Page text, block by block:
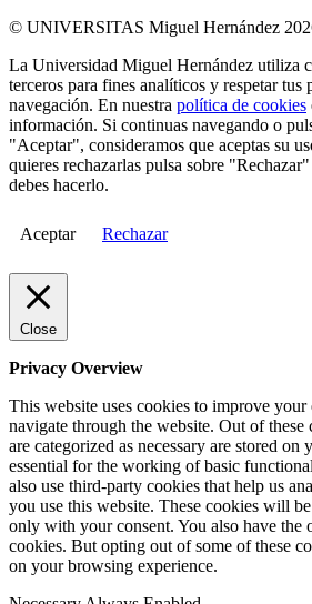
© UNIVERSITAS Miguel Hernández
La Universidad Miguel Hernández utiliza
terceros para fines analíticos y respetar tus
navegación. En nuestra política de cookies
información. Si continuas navegando o
"Aceptar", consideramos que aceptas su
quieres rechazarlas pulsa sobre
debes hacerlo.
Aceptar Rechazar
Close
Privacy Overview
This website uses cookies to improve
navigate through the website. Out of these
are categorized as necessary are stored on
essential for the working of basic
also use third-party cookies that help us
you use this website. These cookies will
only with your consent. You also have the
cookies. But opting out of some of these
on your browsing experience.